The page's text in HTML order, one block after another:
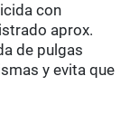
con
aprox.
de pulgas
y evita que